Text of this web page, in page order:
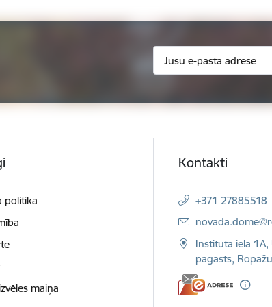
politika
maiņa
Kontakti
+371 27885518
E-pasts:
Institūta iela
pagasts,